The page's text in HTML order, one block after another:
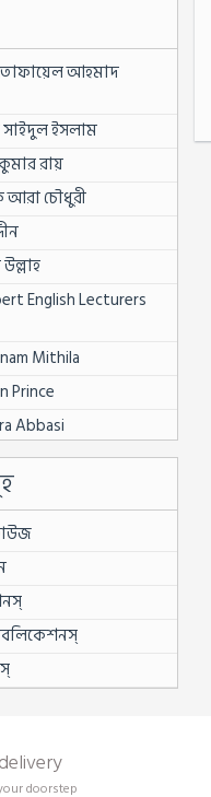
সেট
সেট
আহমাদ
সাইদুল ইসলাম
রায়
আরা চৌধুরী
English Lecturers
Mithila
Prince
Abbasi
Hossain
Asha
doorstep